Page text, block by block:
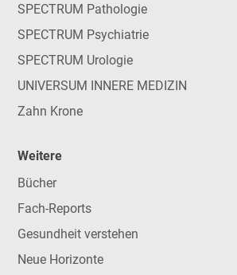
SPECTRUM Pathologie
SPECTRUM Psychiatrie
SPECTRUM Urologie
UNIVERSUM INNERE MEDIZIN
Zahn Krone
Weitere
Bücher
Fach-Reports
Gesundheit verstehen
Neue Horizonte